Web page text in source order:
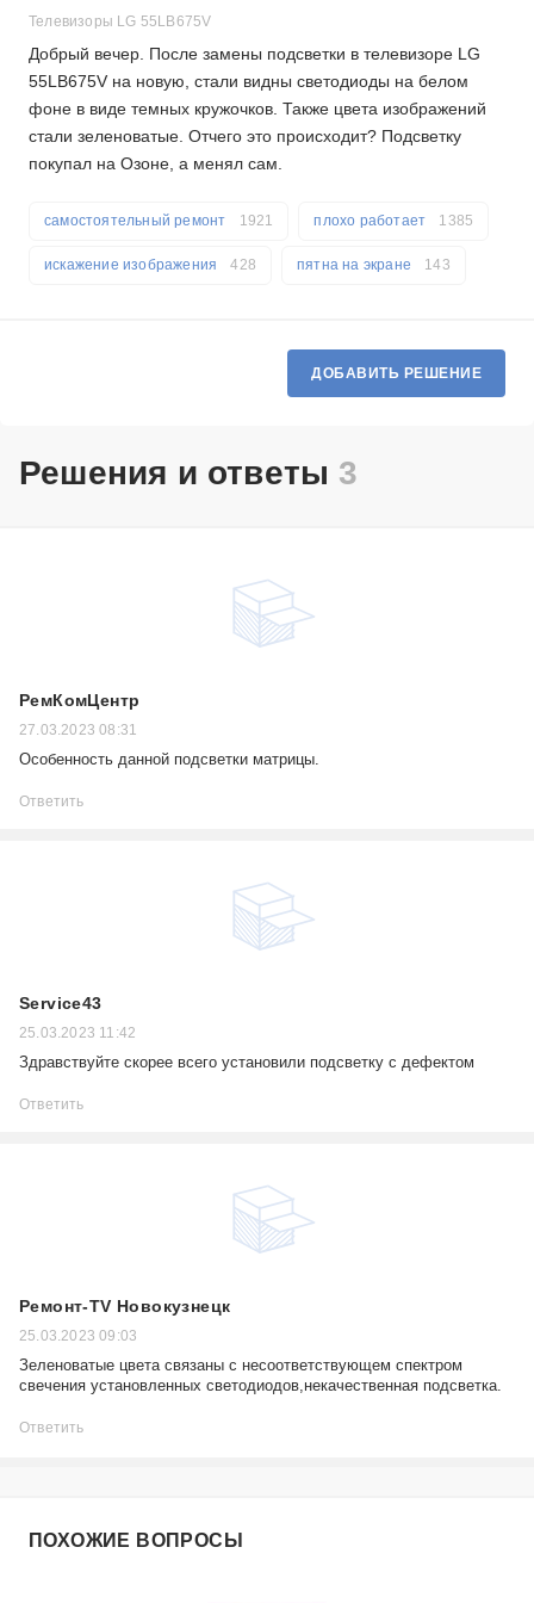
Телевизоры LG 55LB675V
Добрый вечер. После замены подсветки в телевизоре LG
55LB675V на новую, стали видны светодиоды на белом
фоне в виде темных кружочков. Также цвета изображений
стали зеленоватые. Отчего это происходит? Подсветку
покупал на Озоне, а менял сам.
плохо работает 1385
самостоятельный ремонт 1921
пятна на экране 143
искажение изображения 428
ДОБАВИТЬ РЕШЕНИЕ
Решения и ответы 3
РемКомЦентр
27.03.2023 08:31
Особенность данной подсветки матрицы.
Ответить
Service43
25.03.2023 11:42
Здравствуйте скорее всего установили подсветку с дефектом
Ответить
Ремонт-TV Новокузнецк
25.03.2023 09:03
Зеленоватые цвета связаны с несоответствующем спектром
свечения установленных светодиодов,некачественная подсветка.
Ответить
ПОХОЖИЕ ВОПРОСЫ